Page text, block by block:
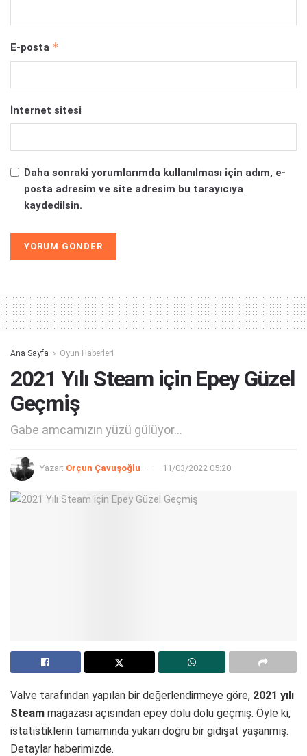
E-posta *
İnternet sitesi
Daha sonraki yorumlarımda kullanılması için adım, e-
posta adresim ve site adresim bu tarayıcıya
kaydedilsin.
Ana Sayfa Oyun Haberleri
2021 Yılı Steam için Epey Güzel
Geçmiş
Gabe amcamızın yüzü gülüyor...
Yazar: Orçun Çavuşoğlu 11/03/2022 05:20
Valve tarafından yapılan bir değerlendirmeye göre, 2021 yılı
Steam mağazası açısından epey dolu dolu geçmiş. Öyle ki,
istatistiklerin tamamında yukarı doğru bir gidişat yaşanmış.
Detaylar haberimizde.